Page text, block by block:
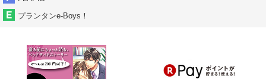
プランタンe-Boys！